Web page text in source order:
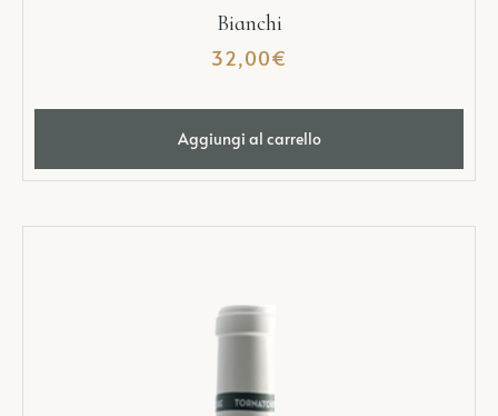
Bianchi
32,00€
Aggiungi al carrello